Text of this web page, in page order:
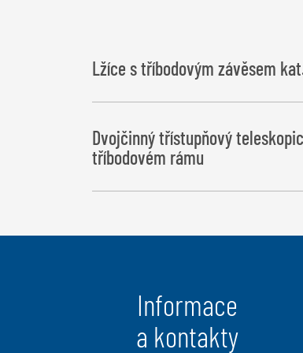
Lžíce s tříbodovým závěsem
Dvojčinný třístupňový
tříbodovém rámu
Informace
a kontakty